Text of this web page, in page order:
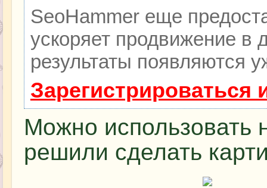
SeoHammer еще
ускоряет продвижение в
результаты появляются
Можно использовать
решили сделать